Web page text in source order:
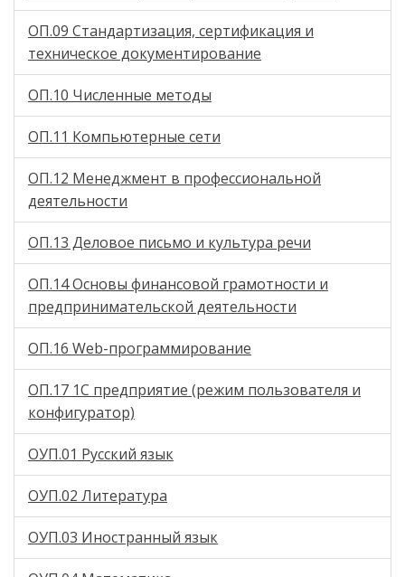
ОП.09 Стандартизация, сертификация и
техническое документирование
ОП.10 Численные методы
ОП.11 Компьютерные сети
ОП.12 Менеджмент в профессиональной
деятельности
ОП.13 Деловое письмо и культура речи
ОП.14 Основы финансовой грамотности и
предпринимательской деятельности
ОП.16 Web-программирование
ОП.17 1С предприятие (режим пользователя и
конфигуратор)
ОУП.01 Русский язык
ОУП.02 Литература
ОУП.03 Иностранный язык